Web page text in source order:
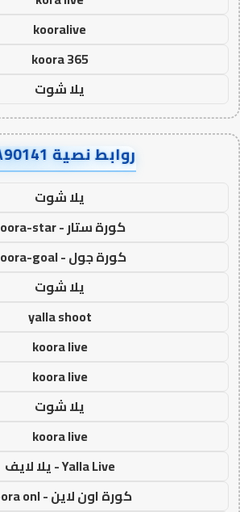
kooralive
koora 365
يلا شوت
روابط نصية AA90141
يلا شوت
كورة ستار - koora-star
كورة جول - koora-goal
يلا شوت
yalla shoot
koora live
koora live
يلا شوت
koora live
Yalla Live - يلا لايف
كورة اون لاين - koora onl